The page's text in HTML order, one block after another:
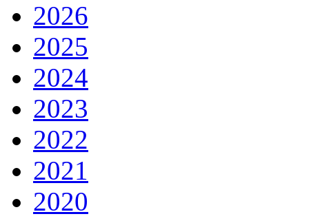
2026
2025
2024
2023
2022
2021
2020